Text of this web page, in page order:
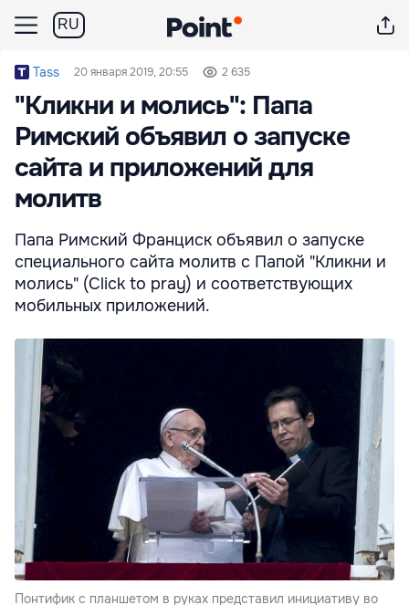
RU
Tass 20 января 2019, 20:55 2 635
"Кликни и молись": Папа
Римский объявил о запуске
сайта и приложений для
молитв
Папа Римский Франциск объявил о запуске
специального сайта молитв с Папой "Кликни и
молись" (Click to pray) и соответствующих
мобильных приложений.
Понтифик с планшетом в руках представил инициативу во